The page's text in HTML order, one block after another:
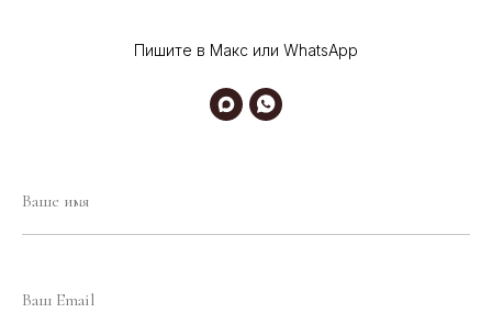
Пишите в Макс или WhatsApp